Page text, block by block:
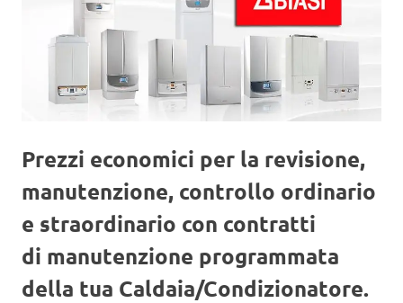
Prezzi economici per la revisione,
manutenzione, controllo ordinario
e straordinario con contratti
di manutenzione programmata
della tua Caldaia/Condizionatore.